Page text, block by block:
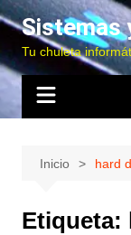
Saltar
contenido
Sistemas
Tu chuleta
Inicio hard
Etiqueta: